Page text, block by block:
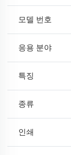
모델 번호
응용 분야
특징
종류
인쇄